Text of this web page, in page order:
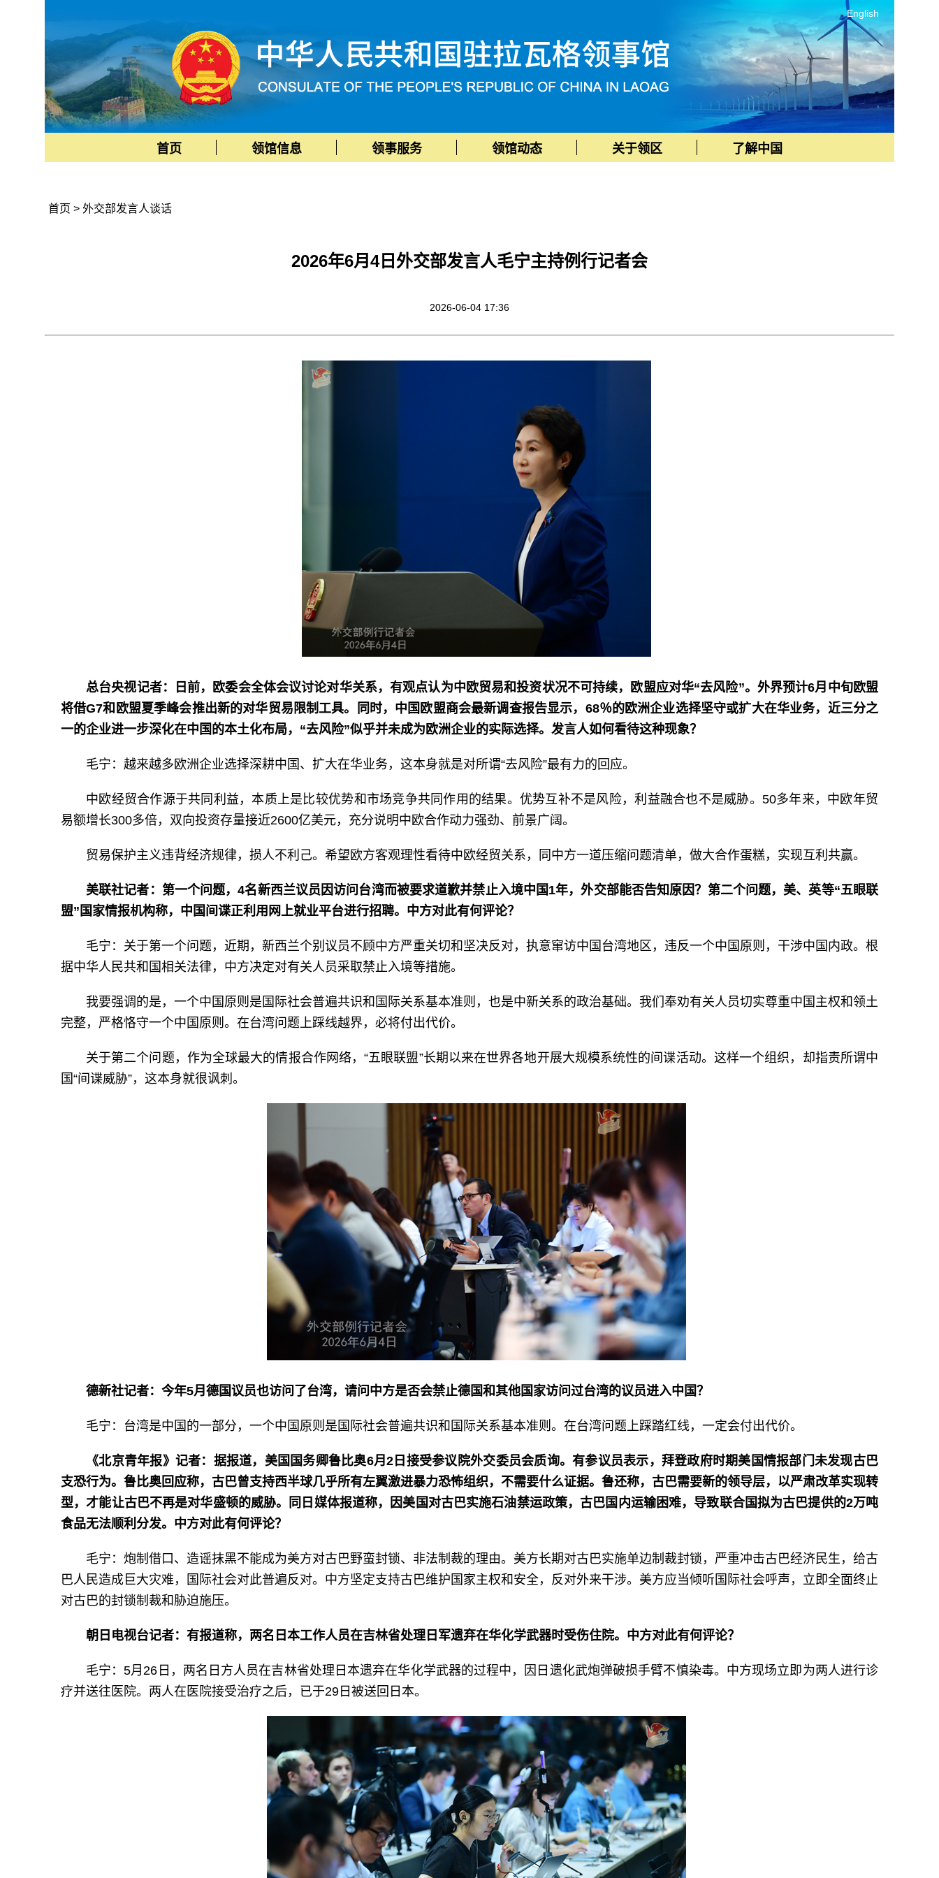
English
首页 领馆信息 领事服务 领馆动态 关于领区 了解中国
首页 > 外交部发言人谈话
2026年6月4日外交部发言人毛宁主持例行记者会
2026-06-04 17:36
总台央视记者：日前，欧委会全体会议讨论对华关系，有观点认为中欧贸易和投资状况不可持续，欧盟应对华“去风险”。外界预计6月中旬欧盟
将借G7和欧盟夏季峰会推出新的对华贸易限制工具。同时，中国欧盟商会最新调查报告显示，68％的欧洲企业选择坚守或扩大在华业务，近三分之
一的企业进一步深化在中国的本土化布局，“去风险”似乎并未成为欧洲企业的实际选择。发言人如何看待这种现象？
毛宁：越来越多欧洲企业选择深耕中国、扩大在华业务，这本身就是对所谓“去风险”最有力的回应。
中欧经贸合作源于共同利益，本质上是比较优势和市场竞争共同作用的结果。优势互补不是风险，利益融合也不是威胁。50多年来，中欧年贸
易额增长300多倍，双向投资存量接近2600亿美元，充分说明中欧合作动力强劲、前景广阔。
贸易保护主义违背经济规律，损人不利己。希望欧方客观理性看待中欧经贸关系，同中方一道压缩问题清单，做大合作蛋糕，实现互利共赢。
美联社记者：第一个问题，4名新西兰议员因访问台湾而被要求道歉并禁止入境中国1年，外交部能否告知原因？第二个问题，美、英等“五眼联
盟”国家情报机构称，中国间谍正利用网上就业平台进行招聘。中方对此有何评论？
毛宁：关于第一个问题，近期，新西兰个别议员不顾中方严重关切和坚决反对，执意窜访中国台湾地区，违反一个中国原则，干涉中国内政。根
据中华人民共和国相关法律，中方决定对有关人员采取禁止入境等措施。
我要强调的是，一个中国原则是国际社会普遍共识和国际关系基本准则，也是中新关系的政治基础。我们奉劝有关人员切实尊重中国主权和领土
完整，严格恪守一个中国原则。在台湾问题上踩线越界，必将付出代价。
关于第二个问题，作为全球最大的情报合作网络，“五眼联盟”长期以来在世界各地开展大规模系统性的间谍活动。这样一个组织，却指责所谓中
国“间谍威胁”，这本身就很讽刺。
德新社记者：今年5月德国议员也访问了台湾，请问中方是否会禁止德国和其他国家访问过台湾的议员进入中国？
毛宁：台湾是中国的一部分，一个中国原则是国际社会普遍共识和国际关系基本准则。在台湾问题上踩踏红线，一定会付出代价。
《北京青年报》记者：据报道，美国国务卿鲁比奥6月2日接受参议院外交委员会质询。有参议员表示，拜登政府时期美国情报部门未发现古巴
支恐行为。鲁比奥回应称，古巴曾支持西半球几乎所有左翼激进暴力恐怖组织，不需要什么证据。鲁还称，古巴需要新的领导层，以严肃改革实现转
型，才能让古巴不再是对华盛顿的威胁。同日媒体报道称，因美国对古巴实施石油禁运政策，古巴国内运输困难，导致联合国拟为古巴提供的2万吨
食品无法顺利分发。中方对此有何评论？
毛宁：炮制借口、造谣抹黑不能成为美方对古巴野蛮封锁、非法制裁的理由。美方长期对古巴实施单边制裁封锁，严重冲击古巴经济民生，给古
巴人民造成巨大灾难，国际社会对此普遍反对。中方坚定支持古巴维护国家主权和安全，反对外来干涉。美方应当倾听国际社会呼声，立即全面终止
对古巴的封锁制裁和胁迫施压。
朝日电视台记者：有报道称，两名日本工作人员在吉林省处理日军遗弃在华化学武器时受伤住院。中方对此有何评论？
毛宁：5月26日，两名日方人员在吉林省处理日本遗弃在华化学武器的过程中，因日遗化武炮弹破损手臂不慎染毒。中方现场立即为两人进行诊
疗并送往医院。两人在医院接受治疗之后，已于29日被送回日本。